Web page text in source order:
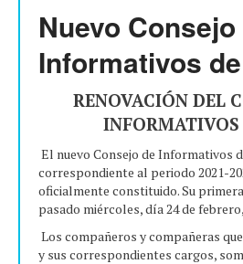
Nuevo Consejo
Informativos
RENOVACIÓN DEL
INFORMATIVOS
El nuevo Consejo de Informativos
correspondiente al periodo 2021-
oficialmente constituido. Su
pasado miércoles, día 24 de
Los compañeros y compañeras
y sus correspondientes cargos,